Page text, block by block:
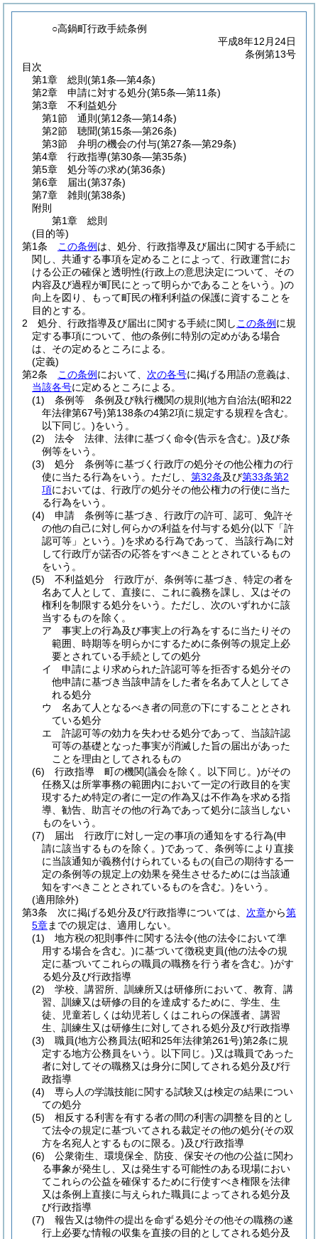
○高鍋町行政手続条例
平成8年12月24日
条例第13号
目次
第1章
総則 (第1条―第4条)
第2章
申請に対する処分(第5条―第11条)
第3章
不利益処分
第1節
通則 (第12条―第14条)
第2節
聴聞(第15条―第26条)
第3節
弁明の機会の付与(第27条―第29条)
第4章
行政指導(第30条―第35条)
第5章
処分等の求め(第36条)
第6章
届出(第37条)
第7章
雑則 (第38条)
附則
第1章
総則
(目的等)
第1条
この条例 は、処分、行政指導及び届出に関する手続に
関し、共通する事項を定めることによって、行政運営にお
ける公正の確保と透明性(行政上の意思決定について、その
内容及び過程が町民にとって明らかであることをいう。)の
向上を図り、もって町民の権利利益の保護に資することを
目的とする。
2
処分、行政指導及び届出に関する手続に関し この条例 に規
定する事項について、他の条例に特別の定めがある場合
は、その定めるところによる。
(定義)
第2条
この条例 において、 次の各号に掲げる用語の意義は、
当該各号に定めるところによる。
(1)
条例等 条例及び執行機関の規則 (地方自治法(昭和22
年法律第67号)第138条の4第2項に規定する規程を含む。
以下同じ。)をいう。
(2)
法令 法律、法律に基づく命令(告示を含む。)及び条
例等をいう。
(3)
処分 条例等に基づく行政庁の処分その他公権力の行
使に当たる行為をいう。 ただし、 第32条及び第33条第2
項においては、行政庁の処分その他公権力の行使に当た
る行為をいう。
(4)
申請 条例等に基づき、行政庁の許可、認可、免許そ
の他の自己に対し何らかの利益を付与する処分(以下「許
認可等」という。)を求める行為であって、当該行為に対
して行政庁が諾否の応答をすべきこととされているもの
をいう。
(5)
不利益処分 行政庁が、条例等に基づき、特定の者を
名あて人として、直接に、これに義務を課し、又はその
権利を制限する処分をいう。 ただし、次のいずれかに該
当するものを除く。
ア
事実上の行為及び事実上の行為をするに当たりその
範囲、時期等を明らかにするために条例等の規定上必
要とされている手続としての処分
イ
申請により求められた許認可等を拒否する処分その
他申請に基づき当該申請をした者を名あて人としてさ
れる処分
ウ
名あて人となるべき者の同意の下にすることとされ
ている処分
エ
許認可等の効力を失わせる処分であって、当該許認
可等の基礎となった事実が消滅した旨の届出があった
ことを理由としてされるもの
(6)
行政指導 町の機関(議会を除く。以下同じ。)がその
任務又は所掌事務の範囲内において一定の行政目的を実
現するため特定の者に一定の作為又は不作為を求める指
導、勧告、助言その他の行為であって処分に該当しない
ものをいう。
(7)
届出 行政庁に対し一定の事項の通知をする行為(申
請に該当するものを除く。)であって、条例等により直接
に当該通知が義務付けられているもの(自己の期待する一
定の条例等の規定上の効果を発生させるためには当該通
知をすべきこととされているものを含む。)をいう。
(適用除外)
第3条
次に掲げる処分及び行政指導については、 次章から第
5章までの規定は、適用しない。
(1)
地方税の犯則事件に関する法令(他の法令において準
用する場合を含む。)に基づいて徴税吏員(他の法令の規
定に基づいてこれらの職員の職務を行う者を含む。)がす
る処分及び行政指導
(2)
学校、講習所、訓練所又は研修所において、教育、講
習、訓練又は研修の目的を達成するために、学生、生
徒、児童若しくは幼児若しくはこれらの保護者、講習
生、訓練生又は研修生に対してされる処分及び行政指導
(3)
職員(地方公務員法(昭和25年法律第261号)第2条に規
定する地方公務員をいう。以下同じ。)又は職員であった
者に対してその職務又は身分に関してされる処分及び行
政指導
(4)
専ら人の学識技能に関する試験又は検定の結果につい
ての処分
(5)
相反する利害を有する者の間の利害の調整を目的とし
て法令の規定に基づいてされる裁定その他の処分(その双
方を名宛人とするものに限る。)及び行政指導
(6)
公衆衛生、環境保全、防疫、保安その他の公益に関わ
る事象が発生し、又は発生する可能性のある現場におい
てこれらの公益を確保するために行使すべき権限を法律
又は条例上直接に与えられた職員によってされる処分及
び行政指導
(7)
報告又は物件の提出を命ずる処分その他その職務の遂
行上必要な情報の収集を直接の目的としてされる処分及